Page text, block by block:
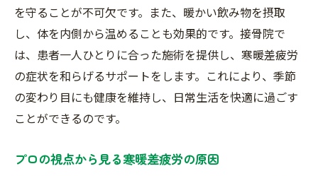
を守ることが不可欠です。また、暖かい飲み物を摂取
し、体を内側から温めることも効果的です。接骨院で
は、患者一人ひとりに合った施術を提供し、寒暖差疲労
の症状を和らげるサポートをします。これにより、季節
の変わり目にも健康を維持し、日常生活を快適に過ごす
ことができるのです。
プロの視点から見る寒暖差疲労の原因